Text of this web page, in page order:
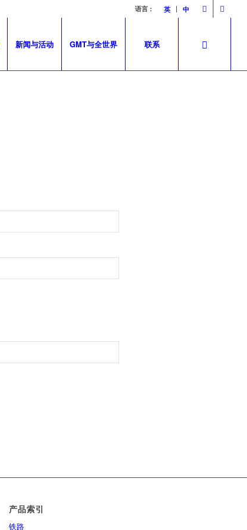
英 中
语言 :
新闻与活动 GMT与全世界 联系
产品索引
铁路